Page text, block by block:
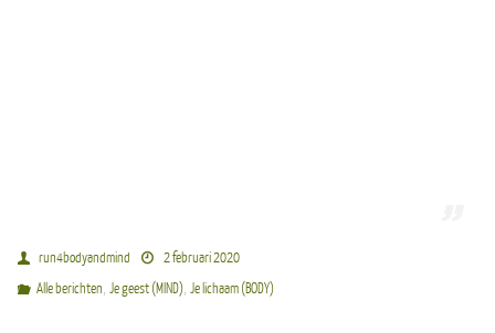
run4bodyandmind
2 februari 2020
Alle berichten,Je geest (MIND),Je lichaam (BODY)